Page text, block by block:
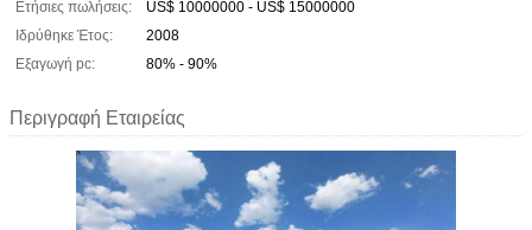
Ετήσιες πωλήσεις:
US$ 10000000 - US$ 15000000
Ιδρύθηκε Έτος:
2008
Εξαγωγή pc:
80% - 90%
Περιγραφή Εταιρείας